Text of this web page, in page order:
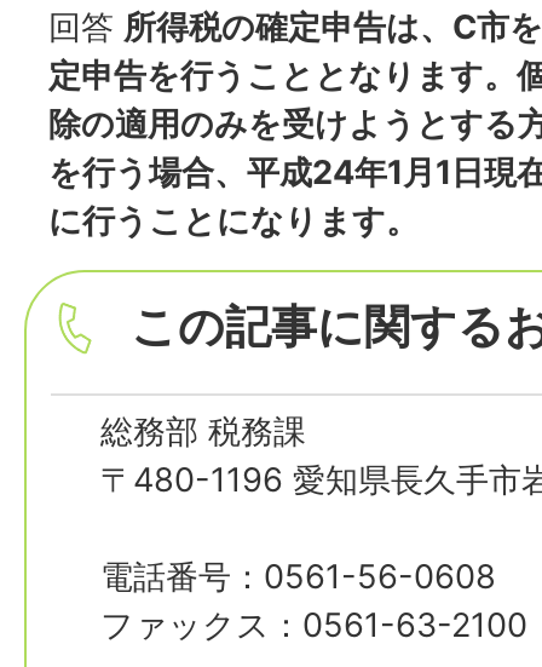
回答 所得税の確定申告は、C市
定申告を行うこととなります。
除の適用のみを受けようとする
を行う場合、平成24年1月1日現
に行うことになります。
この記事に関する
総務部 税務課
〒480-1196 愛知県長久手市
電話番号：0561-56-0608
ファックス：0561-63-2100